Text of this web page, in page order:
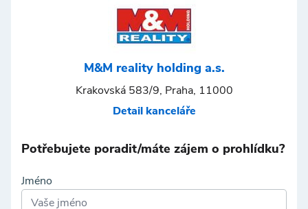
M&M reality holding a.s.
Krakovská 583/9, Praha, 11000
Detail kanceláře
Potřebujete poradit/máte zájem o prohlídku?
Jméno